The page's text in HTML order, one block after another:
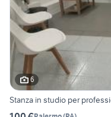
6
Stanza in studio per